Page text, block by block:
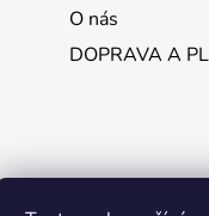
O nás
DOPRAVA A